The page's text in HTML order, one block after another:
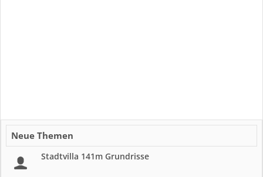
Neue Themen
Stadtvilla 141m Grundrisse